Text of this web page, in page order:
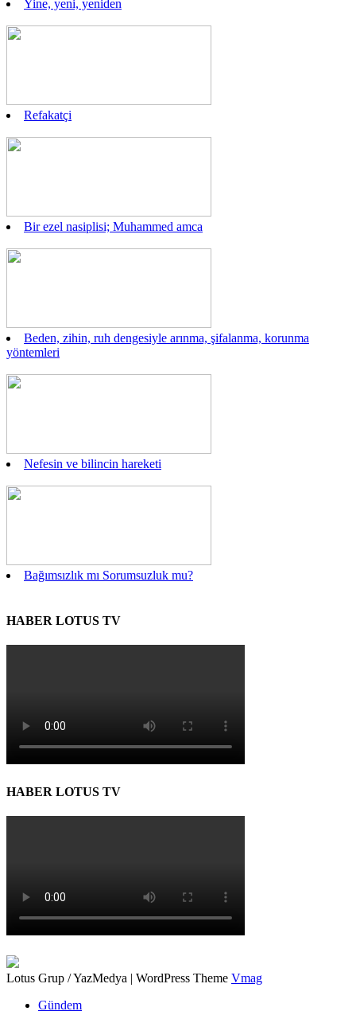
Yine, yeni, yeniden
Refakatçi
Bir ezel nasiplisi; Muhammed amca
Beden, zihin, ruh dengesiyle arınma, şifalanma, korunma
yöntemleri
Nefesin ve bilincin hareketi
Bağımsızlık mı Sorumsuzluk mu?
HABER LOTUS TV
HABER LOTUS TV
Lotus Grup / YazMedya | WordPress Theme Vmag
Gündem